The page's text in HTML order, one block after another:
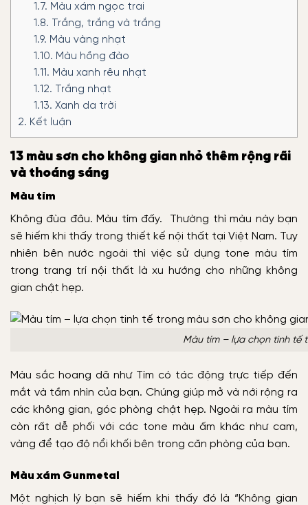
1.7. Màu xám ngọc trai
1.8. Trắng, trắng và trắng
1.9. Màu vàng nhạt
1.10. Màu hồng đào
1.11. Màu xanh rêu nhạt
1.12. Trắng nhạt
1.13. Xanh da trời
2. Kết luận
13 màu sơn cho không gian nhỏ thêm rộng rãi
và thoáng sáng
Màu tím
Không đùa đâu. Màu tím đấy. Thường thì màu này bạn
sẽ hiếm khi thấy trong thiết kế nội thất tại Việt Nam. Tuy
nhiên bên nước ngoài thì việc sử dụng tone màu tím
trong trang trí nội thất là xu hướng cho những không
gian chật hẹp.
Màu tím – lựa chọn tinh tế
Màu sắc hoang dã như Tím có tác động trực tiếp đến
mắt và tầm nhìn của bạn. Chúng giúp mở và nới rộng ra
các không gian, góc phòng chật hẹp. Ngoài ra màu tím
còn rất dễ phối với các tone màu ấm khác như cam,
vàng để tạo độ nổi khối bên trong căn phòng của bạn.
Màu xám Gunmetal
Một nghịch lý bạn sẽ hiếm khi thấy đó là “Không gian